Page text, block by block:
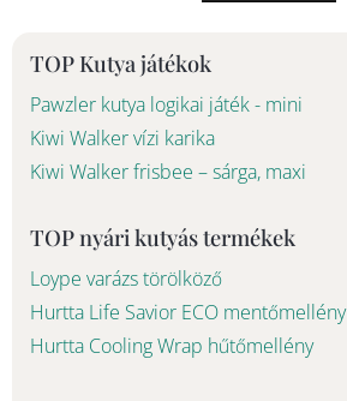
f
TOP Kutya játékok
Pawzler kutya logikai játék - mini
Kiwi Walker vízi karika
Kiwi Walker frisbee – sárga, maxi
TOP nyári kutyás termékek
Loype varázs törölköző
Hurtta Life Savior ECO mentőmellény
Hurtta Cooling Wrap hűtőmellény